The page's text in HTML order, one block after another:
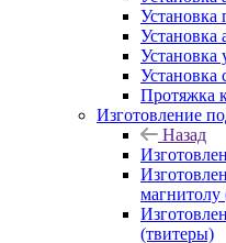
Установка
Установка
Установка
Установка
Протяжка
Изготовление
Назад
(твитеры)